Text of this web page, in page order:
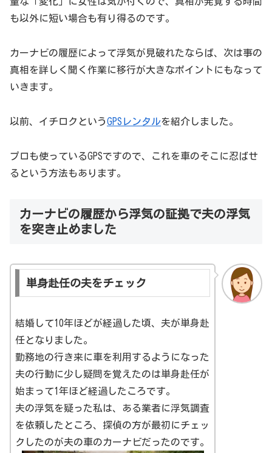
も以外に短い場合も有り得るのです。
カーナビの履歴によって浮気が見破れたならば、次は事の
真相を詳しく聞く作業に移行が大きなポイントにもなって
いきます。
以前、イチロクというGPSレンタルを紹介しました。
プロも使っているGPSですので、これを車のそこに忍ばせ
るという方法もあります。
カーナビの履歴から浮気の証拠で夫の浮気
を突き止めました
単身赴任の夫をチェック
結婚して10年ほどが経過した頃、夫が単身赴
任となりました。
勤務地の行き来に車を利用するようになった
夫の行動に少し疑問を覚えたのは単身赴任が
始まって1年ほど経過したころです。
夫の浮気を疑った私は、ある業者に浮気調査
を依頼したところ、探偵の方が最初にチェッ
クしたのが夫の車のカーナビだったのです。